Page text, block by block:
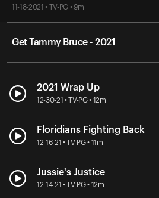
11-18-2021 • TV-PG • 9m
Get Tammy Bruce - 2021
2021 Wrap Up
12-30-21 • TV-PG • 12m
Floridians Fighting Back
12-16-21 • TV-PG • 11m
Jussie's Justice
12-14-21 • TV-PG • 12m